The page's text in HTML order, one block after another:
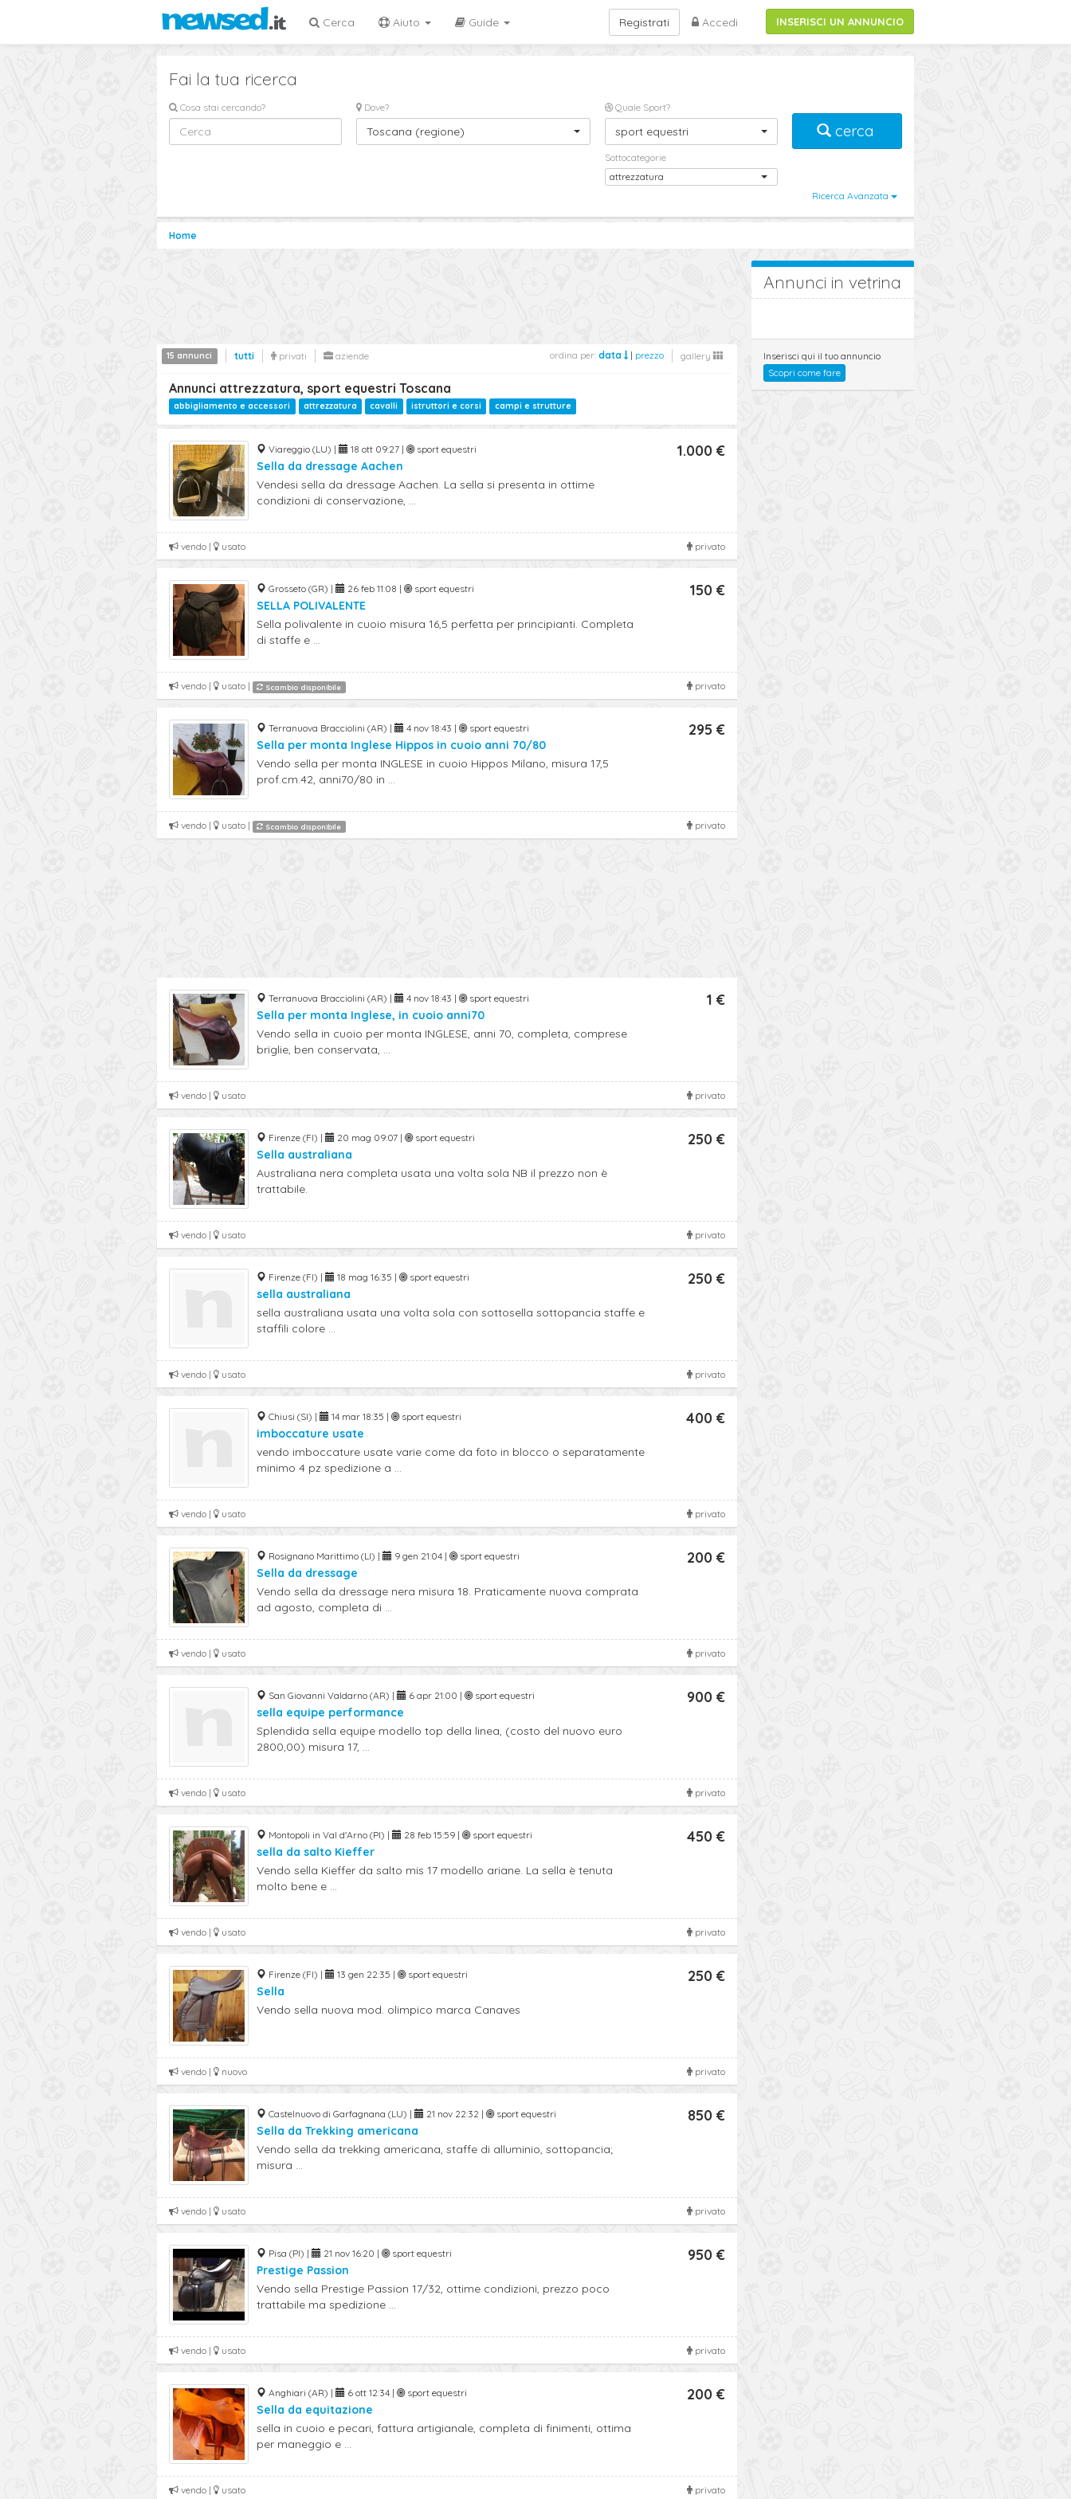
INSERISCI UN ANNUNCIO
Cerca Aiuto Guide Accedi
Registrati
Fai la tua ricerca
Cosa stai cercando? Dove?
Toscana (regione)
Quale Sport?
sport equestri
Sottocategorie
attrezzatura
cerca
Ricerca Avanzata
Home
tutti privati aziende
15 annunci ordina per: data | prezzo gallery
Annunci attrezzatura, sport equestri Toscana
abbigliamento e accessori attrezzatura cavalli istruttori e corsi campi e strutture
Viareggio (LU) | 18 ott 09:27 | sport equestri
Sella da dressage Aachen
Vendesi sella da dressage Aachen. La sella si presenta in ottime
condizioni di conservazione, ...
1.000 €
privato
vendo | usato
Grosseto (GR) | 26 feb 11:08 | sport equestri
SELLA POLIVALENTE
Sella polivalente in cuoio misura 16,5 perfetta per principianti. Completa
di staffe e ...
150 €
privato
vendo | usato | Scambio disponibile
Terranuova Bracciolini (AR) | 4 nov 18:43 | sport equestri
Sella per monta Inglese Hippos in cuoio anni 70/80
Vendo sella per monta INGLESE in cuoio Hippos Milano, misura 17,5
prof.cm.42, anni70/80 in ...
295 €
privato
vendo | usato | Scambio disponibile
Terranuova Bracciolini (AR) | 4 nov 18:43 | sport equestri
Sella per monta Inglese, in cuoio anni70
Vendo sella in cuoio per monta INGLESE, anni 70, completa, comprese
briglie, ben conservata, ...
1 €
privato
vendo | usato
Firenze (FI) | 20 mag 09:07 | sport equestri
Sella australiana
Australiana nera completa usata una volta sola NB il prezzo non è
trattabile.
250 €
privato
vendo | usato
Firenze (FI) | 18 mag 16:35 | sport equestri
sella australiana
sella australiana usata una volta sola con sottosella sottopancia staffe e
staffili colore ...
250 €
privato
vendo | usato
Chiusi (SI) | 14 mar 18:35 | sport equestri
imboccature usate
vendo imboccature usate varie come da foto in blocco o separatamente
minimo 4 pz spedizione a ...
400 €
privato
vendo | usato
Rosignano Marittimo (LI) | 9 gen 21:04 | sport equestri
Sella da dressage
Vendo sella da dressage nera misura 18. Praticamente nuova comprata
ad agosto, completa di ...
200 €
privato
vendo | usato
San Giovanni Valdarno (AR) | 6 apr 21:00 | sport equestri
sella equipe performance
Splendida sella equipe modello top della linea, (costo del nuovo euro
2800,00) misura 17, ...
900 €
privato
vendo | usato
Montopoli in Val d'Arno (PI) | 28 feb 15:59 | sport equestri
sella da salto Kieffer
Vendo sella Kieffer da salto mis 17 modello ariane. La sella è tenuta
molto bene e ...
450 €
privato
vendo | usato
Firenze (FI) | 13 gen 22:35 | sport equestri
Sella
Vendo sella nuova mod. olimpico marca Canaves
250 €
privato
vendo | nuovo
Castelnuovo di Garfagnana (LU) | 21 nov 22:32 | sport equestri
Sella da Trekking americana
Vendo sella da trekking americana, staffe di alluminio, sottopancia;
misura ...
850 €
privato
vendo | usato
Pisa (PI) | 21 nov 16:20 | sport equestri
Prestige Passion
Vendo sella Prestige Passion 17/32, ottime condizioni, prezzo poco
trattabile ma spedizione ...
950 €
privato
vendo | usato
Anghiari (AR) | 6 ott 12:34 | sport equestri
Sella da equitazione
sella in cuoio e pecari, fattura artigianale, completa di finimenti, ottima
per maneggio e ...
200 €
privato
vendo | usato
Annunci in vetrina
Inserisci qui il tuo annuncio
Scopri come fare